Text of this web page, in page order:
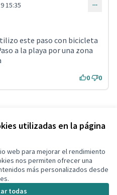
utilizadas en la página
web para mejorar el rendimiento
nos permiten ofrecer una
más personalizados desde
todas
15:35
este paso con bicicleta
a la playa por una zona
0 0
digital
GitHub